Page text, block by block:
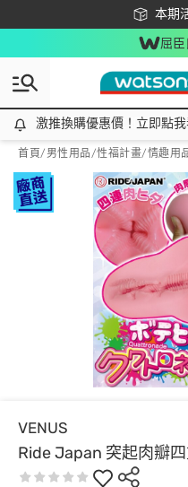
本期
下載
屈
激推換購優惠價！立即點我看
激推換購優惠價！立即點
首頁/ 男性用品/性福計畫/情趣用
VENUS
Ride Japan 突起肉瓣